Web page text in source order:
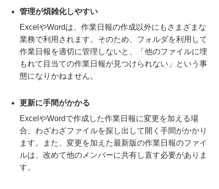
管理が煩雑化しやすい
ExcelやWordは、作業日報の作成以外にもさまざまな
業務で利用されます。そのため、フォルダを利用して
作業日報を適切に管理しないと、「他のファイルに埋
もれて目当ての作業日報が見つけられない」という事
態になりかねません。
更新に手間がかかる
ExcelやWordで作成した作業日報に変更を加える場
合、わざわざファイルを探し出して開く手間がかかり
ます。また、変更を加えた最新版の作業日報のファイ
ルは、改めて他のメンバーに共有し直す必要がありま
す。